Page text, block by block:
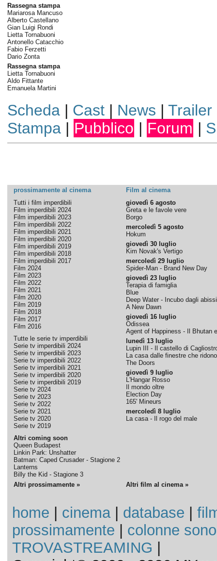
Rassegna stampa
Mariarosa Mancuso
Alberto Castellano
Gian Luigi Rondi
Lietta Tornabuoni
Antonello Catacchio
Fabio Ferzetti
Dario Zonta
Rassegna stampa
Lietta Tornabuoni
Aldo Fittante
Emanuela Martini
Scheda| Cast| News | Trailer
Stampa| Pubblico | Forum |
prossimamente al cinema
Film al cinema
Tutti i film imperdibili
Film imperdibili 2024
Film imperdibili 2023
Film imperdibili 2022
Film imperdibili 2021
Film imperdibili 2020
Film imperdibili 2019
Film imperdibili 2018
Film imperdibili 2017
Film 2024
Film 2023
Film 2022
Film 2021
Film 2020
Film 2019
Film 2018
Film 2017
Film 2016
Tutte le serie tv imperdibili
Serie tv imperdibili 2024
Serie tv imperdibili 2023
Serie tv imperdibili 2022
Serie tv imperdibili 2021
Serie tv imperdibili 2020
Serie tv imperdibili 2019
Serie tv 2024
Serie tv 2023
Serie tv 2022
Serie tv 2021
Serie tv 2020
Serie tv 2019
Altri coming soon
Queen Budapest
Linkin Park: Unshatter
Batman: Caped Crusader - Stagione 2
Lanterns
Billy the Kid - Stagione 3
giovedì 6 agosto
Greta e le favole vere
Borgo
mercoledì 5 agosto
Hokum
giovedì 30 luglio
Kim Novak's Vertigo
mercoledì 29 luglio
Spider-Man - Brand New Day
giovedì 23 luglio
Terapia di famiglia
Blue
Deep Water - Incubo dagli abissi
A New Dawn
giovedì 16 luglio
Odissea
Agent of Happiness - Il Bhutan
lunedì 13 luglio
Lupin III - Il castello di
La casa dalle finestre che ridono
The Doors
giovedì 9 luglio
L'Hangar Rosso
Il mondo oltre
Election Day
165' Mineurs
mercoledì 8 luglio
La casa - Il rogo del male
Altri prossimamente » Altri film al cinema »
home cinema| database
prossimamente
colonne
TROVASTREAMING